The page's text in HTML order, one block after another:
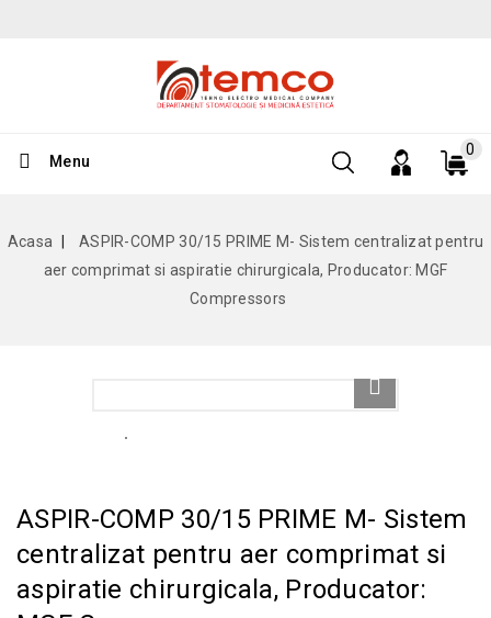
0
Menu
Acasa
ASPIR-COMP 30/15 PRIME M- Sistem centralizat pentru
aer comprimat si aspiratie chirurgicala, Producator: MGF
Compressors
ASPIR-COMP 30/15 PRIME M- Sistem
centralizat pentru aer comprimat si
aspiratie chirurgicala, Producator: